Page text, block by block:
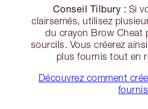
Conseil Tilbury : Si
clairsemés, utilisez
du crayon Brow Cheat
sourcils. Vous créerez
plus fournis tout en
Découvrez comment
fournis